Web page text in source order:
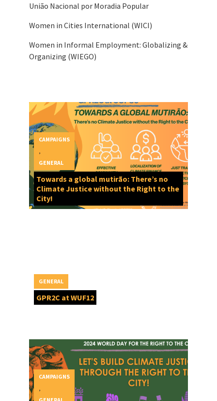
União Nacional por Moradia Popular
Women in Cities International (WICI)
Women in Informal Employment: Globalizing &
Organizing (WIEGO)
Towards a global mutirão: There’s no
Climate Justice without the Right to the
City!
CAMPAIGNS
,
GENERAL
GPR2C at WUF12
GENERAL
CAMPAIGNS
,